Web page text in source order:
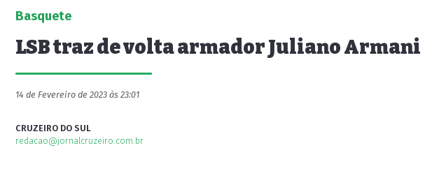
Basquete
LSB traz de volta armador Juliano Armani
14 de Fevereiro de 2023 às 23:01
CRUZEIRO DO SUL
redacao@jornalcruzeiro.com.br